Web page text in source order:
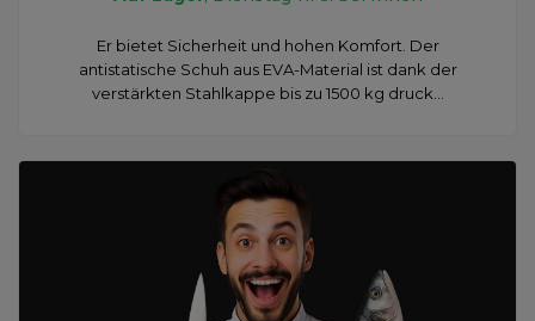
Er bietet Sicherheit und hohen Komfort. Der
antistatische Schuh aus EVA-Material ist dank der
verstärkten Stahlkappe bis zu 1500 kg druck...